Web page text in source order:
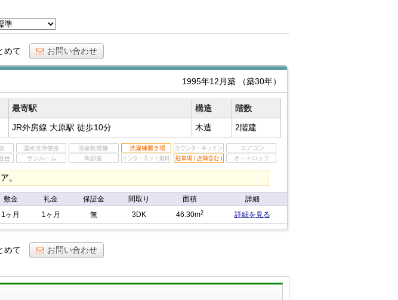
めて お問い合わせ
1995年12月築 （築30年）
最寄駅 構造
階数
JR外房線 大原駅 徒歩10分 木造 2階建
。
敷金 礼金 保証金 間取り 面積
詳細
1ヶ月 1ヶ月 無 3DK 46.30m2 詳細を見る
めて お問い合わせ